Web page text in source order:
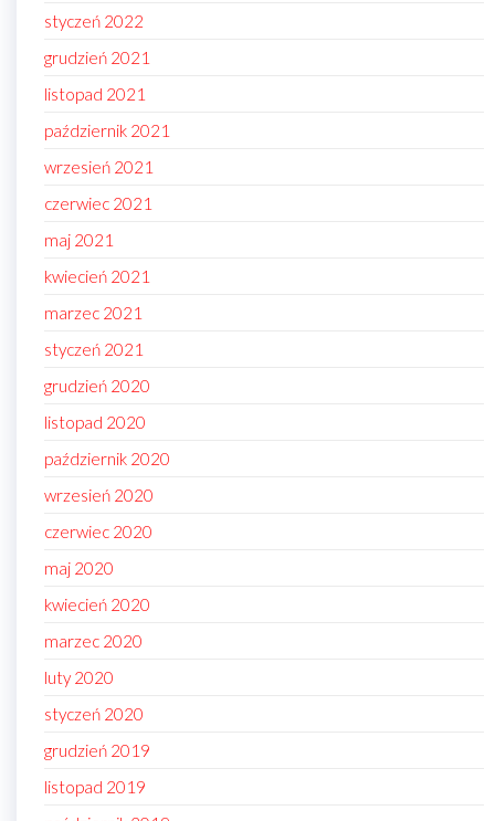
styczeń 2022
grudzień 2021
listopad 2021
październik 2021
wrzesień 2021
czerwiec 2021
maj 2021
kwiecień 2021
marzec 2021
styczeń 2021
grudzień 2020
listopad 2020
październik 2020
wrzesień 2020
czerwiec 2020
maj 2020
kwiecień 2020
marzec 2020
luty 2020
styczeń 2020
grudzień 2019
listopad 2019